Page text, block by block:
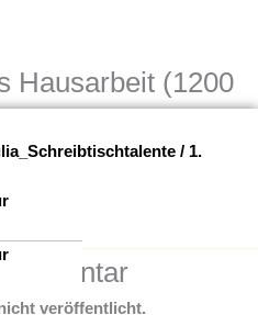
Hausarbeit (1200
/ 1.
veröffentlicht.